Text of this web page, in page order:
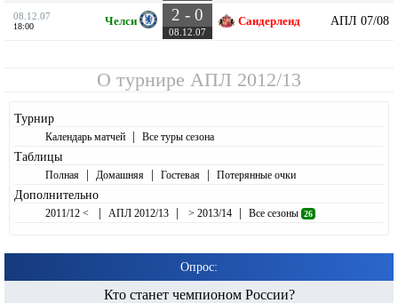
08.12.07
18:00 Челси 2 - 0
08.12.07
Сандерленд АПЛ 07/08
О турнире АПЛ 2012/13
Турнир
Календарь матчей | Все туры сезона
Таблицы
Полная | Домашняя | Гостевая | Потерянные очки
Дополнительно
2011/12 < | АПЛ 2012/13 | > 2013/14 | Все сезоны 26
Опрос:
Кто станет чемпионом России?